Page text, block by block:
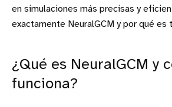
en simulaciones más precisas y
exactamente NeuralGCM y por qué es
¿Qué es NeuralGCM y
funciona?